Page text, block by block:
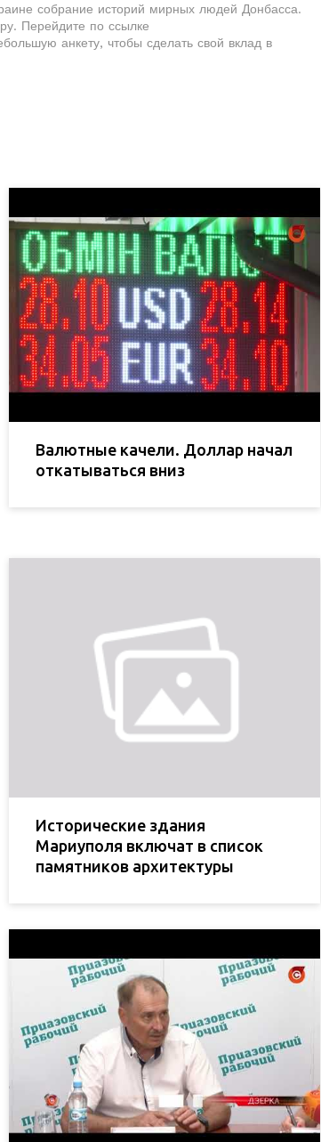
собрание историй мирных людей Донбасса.
Перейдите по ссылке
анкету, чтобы сделать свой вклад в
Валютные качели. Доллар начал
откатываться вниз
Исторические здания
Мариуполя включат в список
памятников архитектуры